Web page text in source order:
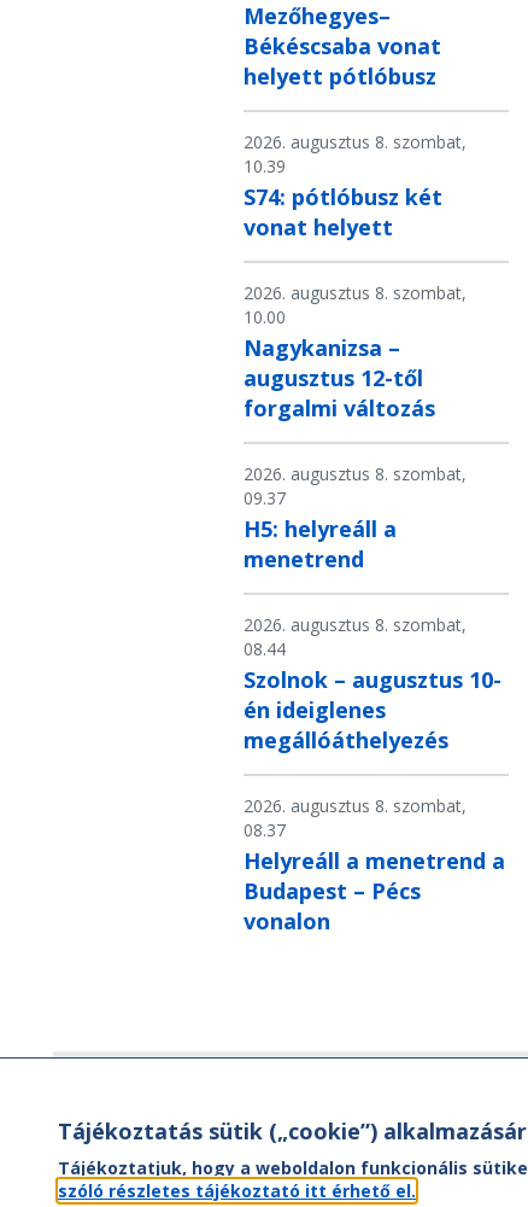
Mezőhegyes–
Békéscsaba vonat
helyett pótlóbusz
2026. augusztus 8. szombat,
10.39
S74: pótlóbusz két
vonat helyett
2026. augusztus 8. szombat,
10.00
Nagykanizsa –
augusztus 12-től
forgalmi változás
2026. augusztus 8. szombat,
09.37
H5: helyreáll a
menetrend
2026. augusztus 8. szombat,
08.44
Szolnok – augusztus 10-
én ideiglenes
megállóáthelyezés
2026. augusztus 8. szombat,
08.37
Helyreáll a menetrend a
Budapest – Pécs
vonalon
Hírlevelünk segítségével értesülhet
aktuális híreinkről, utazási
Tájékoztatás sütik („cookie”)
Tájékoztatjuk, hogy a weboldalon funkcionális
szóló részletes tájékoztató itt érhető el.